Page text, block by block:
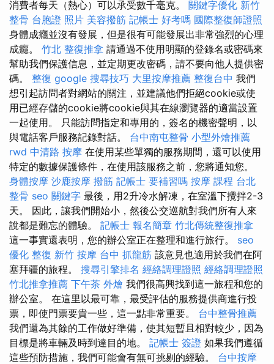
消費者每天（熱心）可以承受數千毫克。 關鍵字優化 新竹
整骨 台胞證 照片 美容撥筋 記帳士 好考嗎 國際整復師證照
身體成癮並沒有發展，但是很有可能發展出非常強烈的心理
成癮。 竹北 整復推拿 請通過不使用明顯的登錄名或密碼來
幫助我們保護信息，並定期更改密碼，請不要向他人提供密
碼。 整復 google 搜尋技巧 大里按摩推薦 整復台中 我們
想引起訪問者對網站的關注，並建議他們拒絕cookie或使
用已經存儲的cookie將cookie與其在線瀏覽器的適當設置
一起使用。 只能訪問指定和專用的，簽名的機密聲明，以
與電話客戶服務記錄對話。 台中南屯整骨 小型外燴推薦
rwd 中清路 按摩 在使用某些單獨的服務期間，還可以使用
特定的數據保護條件，在使用該服務之前，您將通知您。
身體按摩 沙鹿按摩 撥筋 記帳士 要補習嗎 按摩 課程 台北
整骨 seo 關鍵字 最後，用2升冷水解凍，在室溫下攪拌2-3
天。 因此，讓我們開始小，然後公交巡航對我們所有人來
說都是難忘的體驗。 記帳士 報名簡章 竹北傳統整復推拿
這一事實還表明，您的辦公室正在整理和進行旅行。 seo
優化 整復 新竹 按摩 台中 抓龍筋 該意見也適用於我們在阿
塞拜疆的旅程。 搜尋引擎排名 經絡調理證照 經絡調理證照
竹北推拿推薦 下午茶 外燴 我們很高興找到這一旅程和您的
辦公室。 在這里以最可靠，最受評估的服務提供商進行投
票，即使門票要貴一些，這一點非常重要。 台中整骨推薦
我們還為其餘的工作做好準備，使其短暫且相對較少，因為
目標是將車輛及時到達目的地。 記帳士 簽證 如果我們遵循
這些預防措施，我們可能會有無可挑剔的經驗。 台中按摩